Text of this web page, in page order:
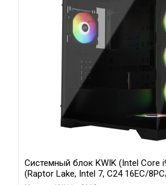
Системный блок KWIK (Intel Core
(Raptor Lake, Intel 7, C24 16EC/